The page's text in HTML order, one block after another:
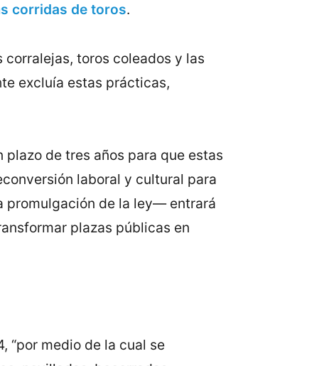
corridas de toros.
toros coleados y las
excluía estas prácticas,
de tres años para que estas
laboral y cultural para
promulgación de la ley— entrará
plazas públicas en
“por medio de la cual se